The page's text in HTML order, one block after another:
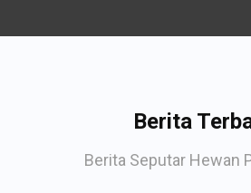
Berita
Berita Seputar Hewan